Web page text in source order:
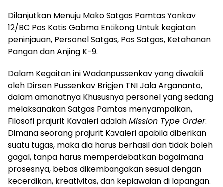
Dilanjutkan Menuju Mako Satgas Pamtas Yonkav
12/BC Pos Kotis Gabma Entikong Untuk kegiatan
peninjauan, Personel Satgas, Pos Satgas, Ketahanan
Pangan dan Anjing K-9.
Dalam Kegaitan ini Wadanpussenkav yang diwakili
oleh Dirsen Pussenkav Brigjen TNI Jala Argananto,
dalam amanatnya Khususnya personel yang sedang
melaksanakan Satgas Pamtas menyampaikan,
Filosofi prajurit Kavaleri adalahMission Type Order.
Dimana seorang prajurit Kavaleri apabila diberikan
suatu tugas, maka dia harus berhasil dan tidak boleh
gagal, tanpa harus memperdebatkan bagaimana
prosesnya, bebas dikembangakan sesuai dengan
kecerdikan, kreativitas, dan kepiawaian di lapangan.